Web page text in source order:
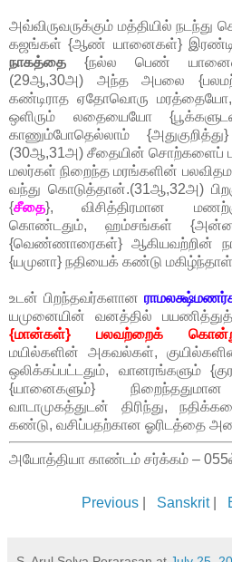
அவ்விருவருக்கும் மத்தியில்
கஜங்கள் {ஆண் யானைகள்}
நாகத்தை {நல்ல பெண்
(29ஆ,30அ) அந்த அபலை
கண்டிராத ஏதோவொரு மரத்தையோ,
ஒளிரும் லதையையோ
காணும்போதெல்லாம்
(30ஆ,31அ) சீதையின் சொற்களைப்
மலர்கள் நிறைந்த மரங்களின்
வந்து கொடுத்தான்.(31ஆ,32அ)
{சீதை}, விசித்திரமான
கொண்டதும், ஹம்சங்கள்
{வெண்ணாரைகள்} ஆகியவற்றின்
{யமுனா} நதியைக் கண்டு
உடன் பிறந்தவர்களான
யமுனையின் வனத்தில்
{மான்கள்} பலவற்றைக்
மயில்களின் அகவல்கள்,
ஒலிக்கப்பட்டதும், வானரங்களும்
{யானைகளும்}
வாடாமுகத்துடன் திரிந்து,
கண்டு, வசிப்பதற்கான ஓரிடத்தை
அயோத்தியா காண்டம் சர்க்கம் –
Previous Sanskrit|